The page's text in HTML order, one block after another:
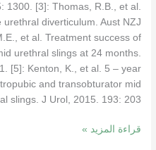
1300. [3]: Thomas, R.B., et al.
diverticulum. Aust NZJ
et al. Treatment success of
urethral slings at 24 months.
[5]: Kenton, K., et al. 5 – year
and transobturator mid
slings. J Urol, 2015. 193: 203.
قراءة المزيد »